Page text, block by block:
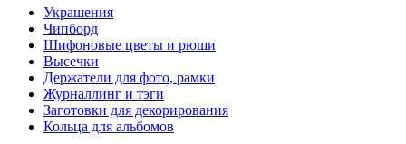
Украшения
Чипборд
Шифоновые цветы и рюши
Высечки
Держатели для фото, рамки
Журналлинг и тэги
Заготовки для декорирования
Кольца для альбомов